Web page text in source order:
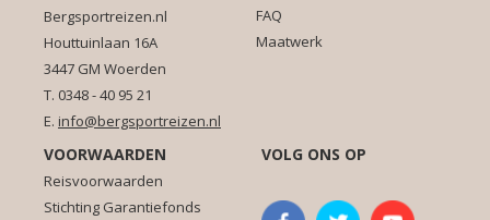
Bergsportreizen.nl
Houttuinlaan 16A
3447 GM Woerden
T. 0348 - 40 95 21
E. info@bergsportreizen.nl
FAQ
Maatwerk
VOORWAARDEN
Reisvoorwaarden
Stichting Garantiefonds
VOLG ONS OP